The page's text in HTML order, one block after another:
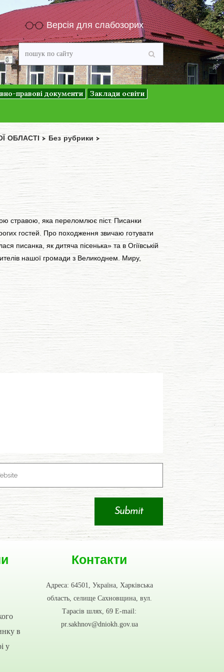
Версія для слабозорих
правові документи
Заклади освіти
ОБЛАСТІ > Без рубрики >
стравою, яка переломлює піст. Писанки
гостей. Про походження звичаю готувати
писанка, як дитяча пісенька» та в Огіївській
нашої громади з Великоднем. Миру,
в
у
Контакти
Адреса: 64501, Україна, Харківська
область, селище Сахновщина, вул.
Тарасів шлях, 69 E-mail:
pr.sakhnov@dniokh.gov.ua